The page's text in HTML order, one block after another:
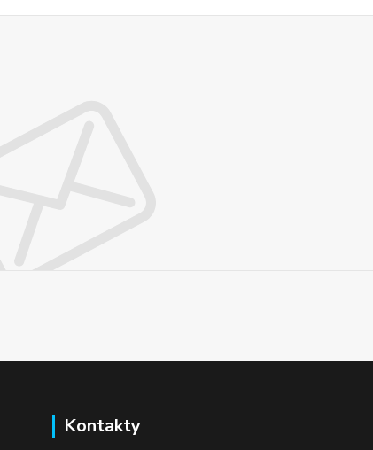
Kontakty